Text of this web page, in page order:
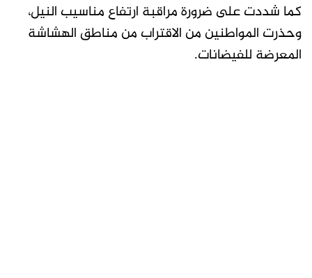
كما شددت على ضرورة مراقبة ارتفاع مناسيب النيل،
وحذرت المواطنين من الاقتراب من مناطق الهشاشة
المعرضة للفيضانات.